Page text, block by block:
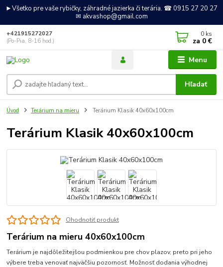
►Všetko pre vaše rybičky, záhradné jazierka či terária. ☎ 0915 27 20 27
✉ akvashop@gmail.com
Menu
Hľadať
+421915272027
(Po-Pia, 8-16 hod.)
0 ks
za 0 €
Úvod Terárium na mieru Terárium Klasik 40x60x100cm
Terárium Klasik 40x60x100cm
Ohodnotiť produkt
Terárium na mieru 40x60x100cm
Terárium je najdôležitejšou podmienkou pre chov plazov, preto pri jeho
výbere treba venovať najväčšiu pozornosť. Možnosť dodania výhodnej